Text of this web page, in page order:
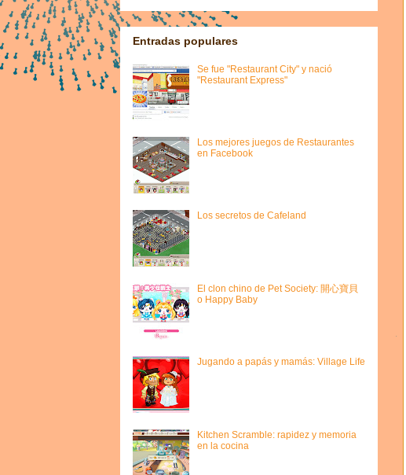
Entradas populares
Se fue "Restaurant City" y nació
"Restaurant Express"
Los mejores juegos de Restaurantes
en Facebook
Los secretos de Cafeland
El clon chino de Pet Society: 開心寶貝
o Happy Baby
Jugando a papás y mamás: Village Life
Kitchen Scramble: rapidez y memoria
en la cocina